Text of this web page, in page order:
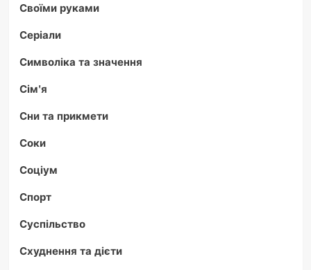
Своїми руками
Серіали
Символіка та значення
Сім'я
Сни та прикмети
Соки
Соціум
Спорт
Суспільство
Схуднення та дієти